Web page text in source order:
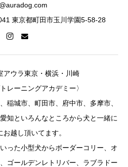
東京都町田市玉川学園5-58-28
アウラ東京・横浜・川崎
レーニングアカデミー〉
稲城市、町田市、府中市、多摩市、
知といろんなところから犬と一緒に
お越し頂いてます。
った小型犬からボーダーコリー、オ
ゴールデンレトリバー、ラブラドー